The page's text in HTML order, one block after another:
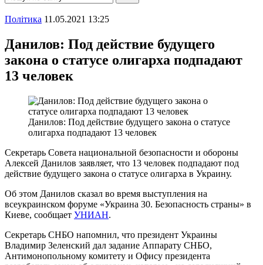
Полiтика 11.05.2021 13:25
Данилов: Под действие будущего
закона о статусе олигарха подпадают
13 человек
Данилов: Под действие будущего закона о статусе
олигарха подпадают 13 человек
Секретарь Совета национальной безопасности и обороны
Алексей Данилов заявляет, что 13 человек подпадают под
действие будущего закона о статусе олигарха в Украину.
Об этом Данилов сказал во время выступления на
всеукраинском форуме «Украина 30. Безопасность страны» в
Киеве, сообщает УНИАН.
Секретарь СНБО напомнил, что президент Украины
Владимир Зеленский дал задание Аппарату СНБО,
Антимонопольному комитету и Офису президента